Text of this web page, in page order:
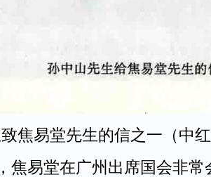
焦易堂先生的信之一（中
焦易堂在广州出席国会非常